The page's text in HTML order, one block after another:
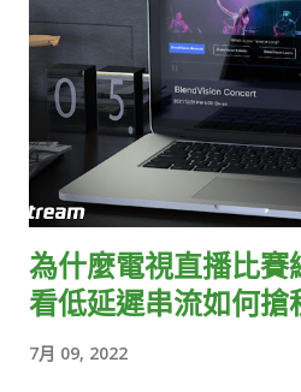
為什麼電視直播比賽
看低延遲串流如何搶
7月 09, 2022